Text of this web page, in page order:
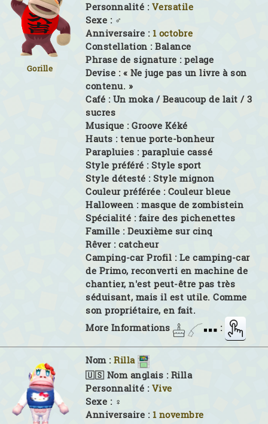
Gorille
Personnalité : Versatile
Sexe : ♂
Anniversaire : 1 octobre
Constellation : Balance
Phrase de signature : pelage
Devise : « Ne juge pas un livre à son
contenu. »
Café : Un moka / Beaucoup de lait / 3
sucres
Musique : Groove Kéké
Hauts : tenue porte-bonheur
Parapluies : parapluie cassé
Style préféré : Style sport
Style détesté : Style mignon
Couleur préférée : Couleur bleue
Halloween : masque de zombistein
Spécialité : faire des pichenettes
Famille : Deuxième sur cinq
Rêver : catcheur
Camping-car Profil : Le camping-car
de Primo, reconverti en machine de
chantier, n'est peut-être pas très
séduisant, mais il est utile. Comme
son propriétaire, en fait.
More Informations
:
Nom : Rilla
🇺🇸 Nom anglais : Rilla
Personnalité : Vive
Sexe : ♀
Anniversaire : 1 novembre